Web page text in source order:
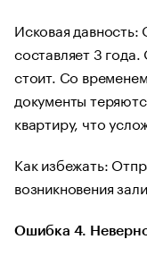
Исковая
составляет 3
стоит. Со
документы
квартиру, что
Как избежать:
возникновения
Ошибка 4.